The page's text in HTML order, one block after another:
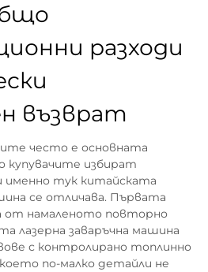
разходи
възврат
често е основната
купувачите избират
именно тук китайската
се отличава. Първата
от намаленото повторно
лазерна заваръчна машина
с контролирано топлинно
по-малко детайли не